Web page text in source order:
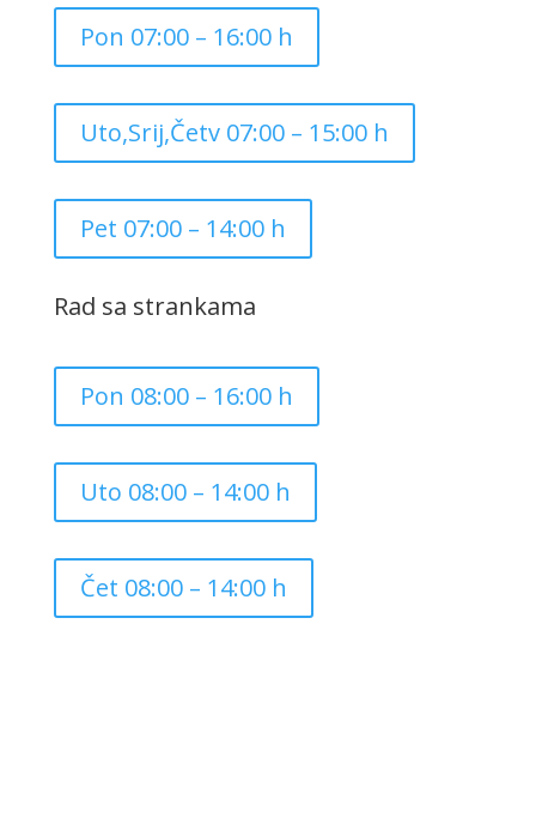
Pon 07:00 – 16:00 h
Uto,Srij,Četv 07:00 – 15:00 h
Pet 07:00 – 14:00 h
Rad sa strankama
Pon 08:00 – 16:00 h
Uto 08:00 – 14:00 h
Čet 08:00 – 14:00 h